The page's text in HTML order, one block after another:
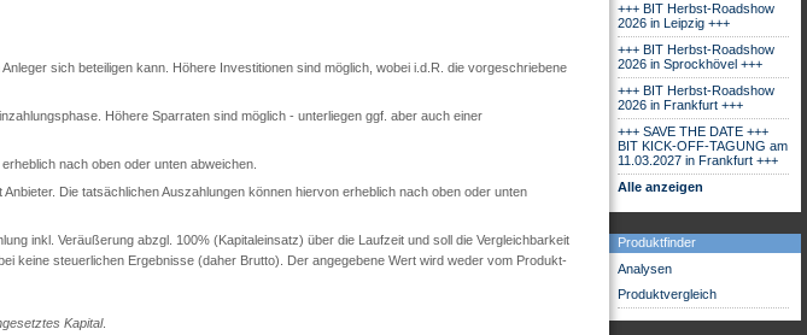
+++ BIT Herbst-Roadshow
2026 in Leipzig +++
+++ BIT Herbst-Roadshow
2026 in Sprockhövel +++
+++ BIT Herbst-Roadshow
2026 in Frankfurt +++
+++ SAVE THE DATE +++
BIT KICK-OFF-TAGUNG am
11.03.2027 in Frankfurt +++
Alle anzeigen
Produktfinder
Analysen
Produktvergleich
sich beteiligen kann. Höhere Investitionen sind möglich, wobei i.d.R. die vorgeschriebene
Höhere Sparraten sind möglich - unterliegen ggf. aber auch einer
nach oben oder unten abweichen.
Die tatsächlichen Auszahlungen können hiervon erheblich nach oben oder unten
inkl. Veräußerung abzgl. 100% (Kapitaleinsatz) über die Laufzeit und soll die Vergleichbarkeit
keine steuerlichen Ergebnisse (daher Brutto). Der angegebene Wert wird weder vom Produkt-
Kapital.